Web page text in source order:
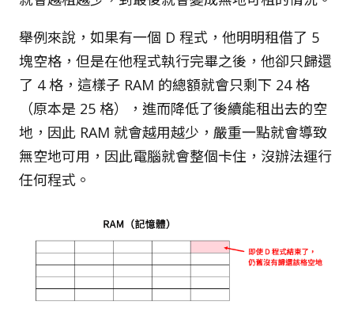
舉例來說，如果有一個 D 程式，他明明租借了 5
塊空格，但是在他程式執行完畢之後，他卻只歸還
了 4 格，這樣子 RAM 的總額就會只剩下 24 格
（原本是 25 格），進而降低了後續能租出去的空
地，因此 RAM 就會越用越少，嚴重一點就會導致
無空地可用，因此電腦就會整個卡住，沒辦法運行
任何程式。